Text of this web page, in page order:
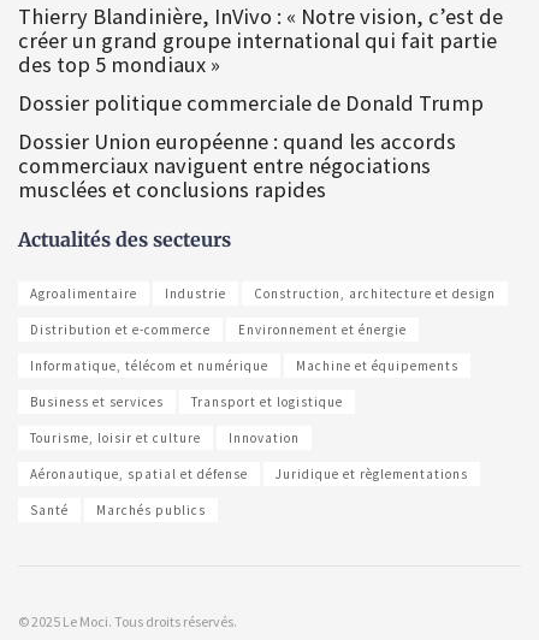
Thierry Blandinière, InVivo : « Notre vision, c’est de
créer un grand groupe international qui fait partie
des top 5 mondiaux »
Dossier politique commerciale de Donald Trump
Dossier Union européenne : quand les accords
commerciaux naviguent entre négociations
musclées et conclusions rapides
Actualités des secteurs
Agroalimentaire Industrie Construction, architecture et design
Distribution et e-commerce Environnement et énergie
Informatique, télécom et numérique Machine et équipements
Business et services Transport et logistique
Tourisme, loisir et culture Innovation
Aéronautique, spatial et défense Juridique et règlementations
Santé Marchés publics
© 2025 Le Moci. Tous droits réservés.